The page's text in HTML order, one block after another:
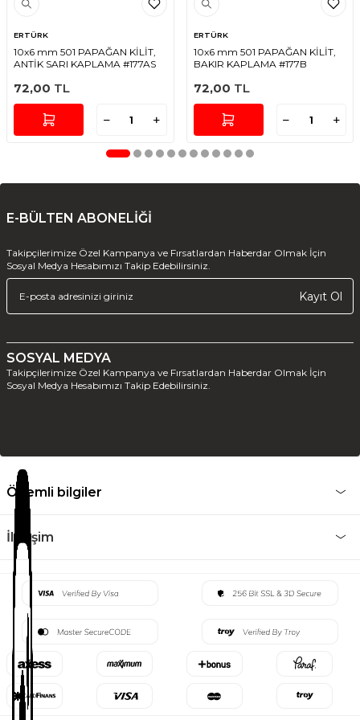
ERTÜRK
10x6 mm 501 PAPAĞAN KİLİT,
ANTİK SARI KAPLAMA #177AS
72,00 TL
ERTÜRK
10x6 mm 501 PAPAĞAN KİLİT,
BAKIR KAPLAMA #177B
72,00 TL
E-BÜLTEN ABONELİĞİ
Takipçilerimize Özel Kampanya ve Fırsatlardan Haberdar Olmak İçin
Sosyal Medya Hesabımızı Takip Edebilirsiniz.
Kayıt Ol
SOSYAL MEDYA
Takipçilerimize Özel Kampanya ve Fırsatlardan Haberdar Olmak İçin
Sosyal Medya Hesabımızı Takip Edebilirsiniz.
Önemli bilgiler
İletişim